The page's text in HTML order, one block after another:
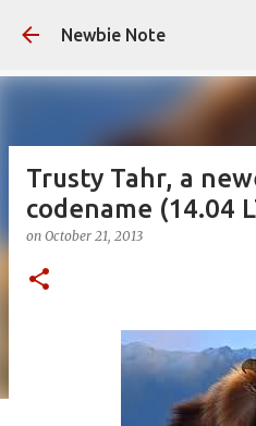
Skip to
Newbie Note
Trusty Tahr, a
codename (14.04
on October 21, 2013